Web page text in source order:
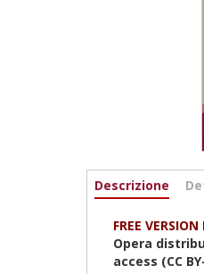
Descrizione
FREE
Opera
access (CC